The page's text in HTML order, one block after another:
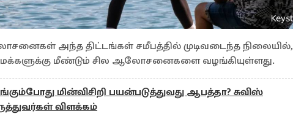
அந்த திட்டங்கள் சமீபத்தில் முடிவடைந்த நிலையில்,
மீண்டும் சில ஆலோசனைகளை வழங்கியுள்ளது.
மின்விசிறி பயன்படுத்துவது ஆபத்தா? சுவிஸ்
விளக்கம்